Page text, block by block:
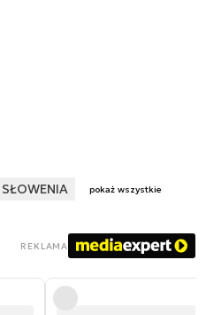
SŁOWENIA pokaż wszystkie
REKLAMA